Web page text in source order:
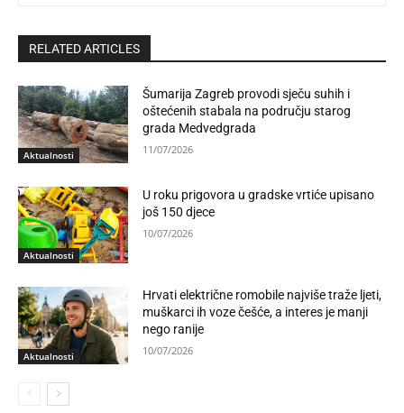
RELATED ARTICLES
Aktualnosti
Šumarija Zagreb provodi sječu suhih i
oštećenih stabala na području starog
grada Medvedgrada
11/07/2026
Aktualnosti
U roku prigovora u gradske vrtiće upisano
još 150 djece
10/07/2026
Aktualnosti
Hrvati električne romobile najviše traže ljeti,
muškarci ih voze češće, a interes je manji
nego ranije
10/07/2026